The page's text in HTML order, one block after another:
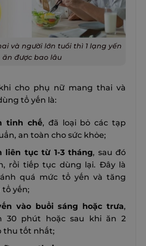
và người lớn tuổi thì 1 lạng yến
ăn được bao lâu
cho phụ nữ mang thai và
tổ yến là:
tinh chế, đã loại bỏ các tạp
an toàn cho sức khỏe;
liên tục từ 1-3 tháng, sau đó
rồi tiếp tục dùng lại. Đây là
quá mức tổ yến và tăng
tổ yến;
vào buổi sáng hoặc trưa,
30 phút hoặc sau khi ăn 2
thu tốt nhất;